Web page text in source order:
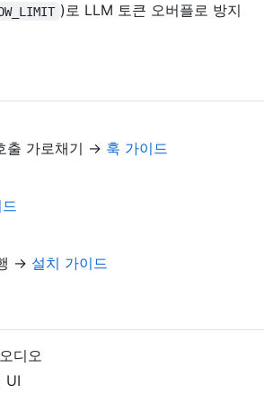
)로 LLM 토큰 오버플로 방지
출 가로채기 → 훅 가이드
→ 설치 가이드
디오
UI